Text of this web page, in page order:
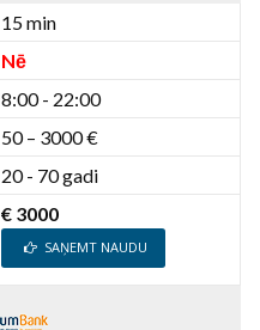
15 min
Nē
8:00 - 22:00
50 – 3000 €
20 - 70 gadi
€ 3000
SAŅEMT NAUDU